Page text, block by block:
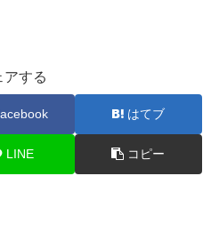
アする
はてブ
LINE コピー